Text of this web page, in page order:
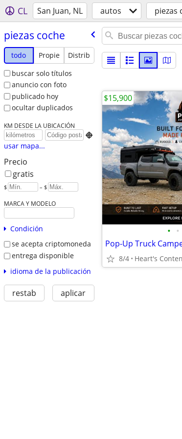
CL San Juan, NL autos piezas
piezas coche
todo Propie
Distrib
buscar solo títulos
anuncio con foto
publicado hoy
ocultar duplicados
KM DESDE LA UBICACIÓN

usar mapa...
Precio
gratis
$ – $
MARCA Y MODELO
Condición
se acepta criptomoneda
entrega disponible
idioma de la publicación
restab aplicar
• •
8/4 Heart's
$15,900